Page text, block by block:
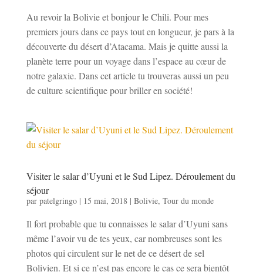
Au revoir la Bolivie et bonjour le Chili. Pour mes
premiers jours dans ce pays tout en longueur, je pars à la
découverte du désert d’Atacama. Mais je quitte aussi la
planète terre pour un voyage dans l’espace au cœur de
notre galaxie. Dans cet article tu trouveras aussi un peu
de culture scientifique pour briller en société!
Visiter le salar d’Uyuni et le Sud Lipez. Déroulement du
séjour
par patelgringo| 15 mai, 2018| Bolivie, Tour du monde
Il fort probable que tu connaisses le salar d’Uyuni sans
même l’avoir vu de tes yeux, car nombreuses sont les
photos qui circulent sur le net de ce désert de sel
Bolivien. Et si ce n’est pas encore le cas ce sera bientôt